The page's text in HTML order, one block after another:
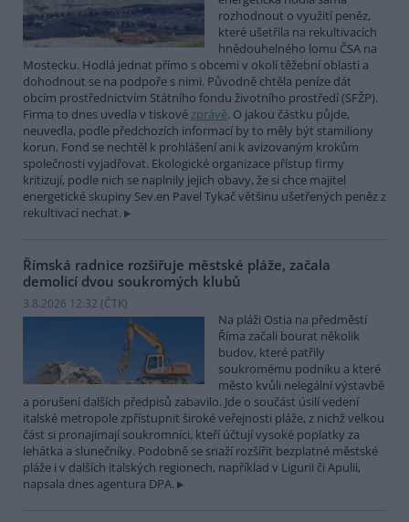
rozhodnout o využití peněz,
které ušetřila na rekultivacích
hnědouhelného lomu ČSA na
Mostecku. Hodlá jednat přímo s obcemi v okolí těžební oblasti a
dohodnout se na podpoře s nimi. Původně chtěla peníze dát
obcím prostřednictvím Státního fondu životního prostředí (SFŽP).
Firma to dnes uvedla v tiskovézprávě. O jakou částku půjde,
neuvedla, podle předchozích informací by to měly být stamiliony
korun. Fond se nechtěl k prohlášení ani k avizovaným krokům
společnosti vyjadřovat. Ekologické organizace přístup firmy
kritizují, podle nich se naplnily jejich obavy, že si chce majitel
energetické skupiny Sev.en Pavel Tykač většinu ušetřených peněz z
rekultivací nechat.
Římská radnice rozšiřuje městské pláže, začala
demolicí dvou soukromých klubů
3.8.2026 12:32 (ČTK)
Na pláži Ostia na předměstí
Říma začali bourat několik
budov, které patřily
soukromému podniku a které
město kvůli nelegální výstavbě
a porušení dalších předpisů zabavilo. Jde o součást úsilí vedení
italské metropole zpřístupnit široké veřejnosti pláže, z nichž velkou
část si pronajímají soukromníci, kteří účtují vysoké poplatky za
lehátka a slunečníky. Podobně se snaží rozšířit bezplatné městské
pláže i v dalších italských regionech, například v Ligurii či Apulii,
napsala dnes agentura DPA.